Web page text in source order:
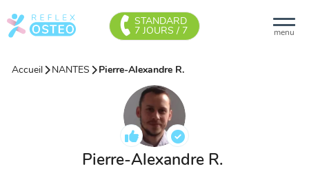
menu
STANDARD
7 JOURS / 7
Accueil NANTES Pierre-Alexandre R.
Pierre-Alexandre R.